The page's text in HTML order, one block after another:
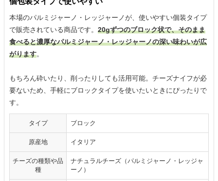
本場のパルミジャーノ・レッジャーノが、使いやすい個装タイプ
で販売されている商品です。 20gずつのブロック状で、そのまま
食べると濃厚なパルミジャーノ・レッジャーノの深い味わいが広
がります。
もちろん砕いたり、削ったりしても活用可能。チーズナイフが必
要ないため、手軽にブロックタイプを使いたいときにぴったりで
す。
タイプ ブロック
原産地 イタリア
チーズの種類や品
種
ナチュラルチーズ（パルミジャーノ・レッジャ
ーノ）